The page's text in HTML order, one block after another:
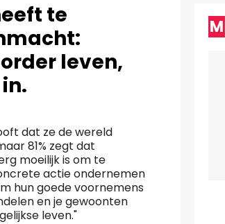
te
leven,
dat ze de wereld
81% zegt dat
moeilijk is om te
actie ondernemen
hun goede voornemens
en je gewoonten
leven."